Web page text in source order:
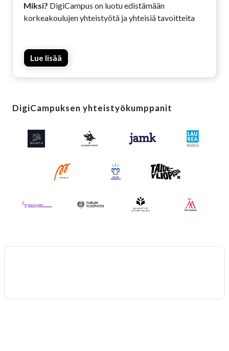
Miksi? DigiCampus on luotu edistämään
korkeakoulujen yhteistyötä ja yhteisiä tavoitteita
Lue lisää
DigiCampuksen yhteistyökumppanit